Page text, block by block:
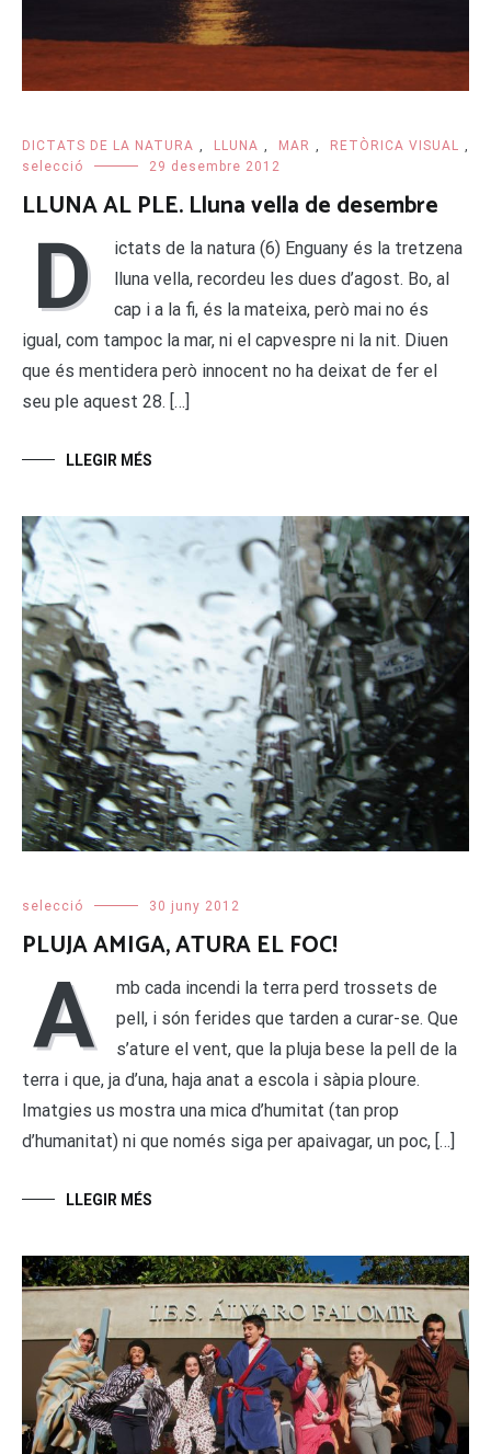
DICTATS DE LA NATURA , LLUNA , MAR , RETÒRICA VISUAL ,
selecció
29 desembre 2012
LLUNA AL PLE. Lluna vella de desembre
D
ictats de la natura (6) Enguany és la tretzena
lluna vella, recordeu les dues d’agost. Bo, al
cap i a la fi, és la mateixa, però mai no és
igual, com tampoc la mar, ni el capvespre ni la nit. Diuen
que és mentidera però innocent no ha deixat de fer el
seu ple aquest 28. […]
LLEGIR MÉS
selecció 30 juny 2012
PLUJA AMIGA, ATURA EL FOC!
A
mb cada incendi la terra perd trossets de
pell, i són ferides que tarden a curar-se. Que
s’ature el vent, que la pluja bese la pell de la
terra i que, ja d’una, haja anat a escola i sàpia ploure.
Imatgies us mostra una mica d’humitat (tan prop
d’humanitat) ni que només siga per apaivagar, un poc, […]
LLEGIR MÉS